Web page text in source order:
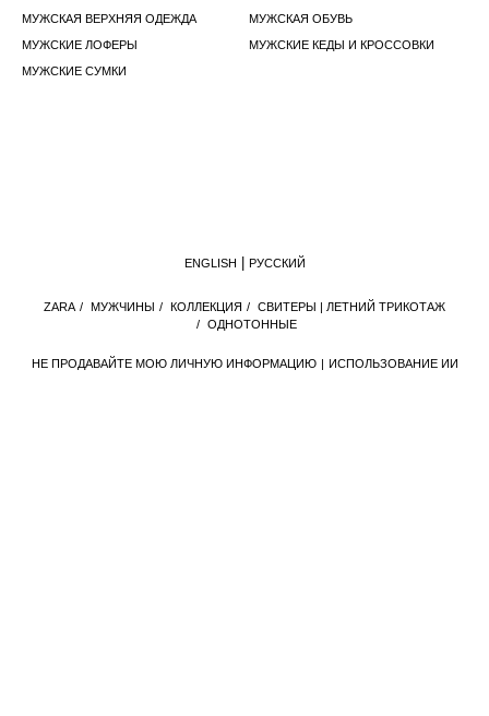
МУЖСКАЯ ВЕРХНЯЯ ОДЕЖДА
МУЖСКАЯ ОБУВЬ
МУЖСКИЕ ЛОФЕРЫ
МУЖСКИЕ КЕДЫ И КРОССОВКИ
МУЖСКИЕ СУМКИ
НЕ ПРОДАВАЙТЕ МОЮ ЛИЧНУЮ ИНФОРМАЦИЮ ИСПОЛЬЗОВАНИЕ ИИ
ZАRА / МУЖЧИНЫ / КОЛЛЕКЦИЯ / СВИТЕРЫ | ЛЕТНИЙ ТРИКОТАЖ
/ ОДНОТОННЫЕ
ENGLISH РУССКИЙ